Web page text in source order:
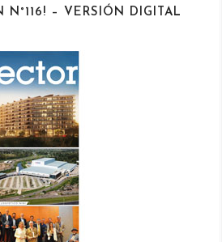
N°116! – VERSIÓN DIGITAL